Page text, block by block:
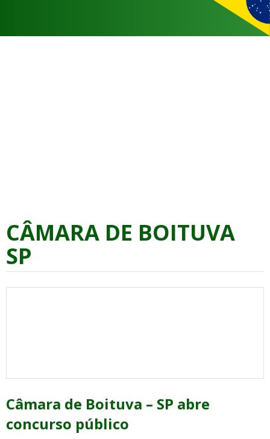
CÂMARA DE BOITUVA
SP
Câmara de Boituva – SP abre
concurso público